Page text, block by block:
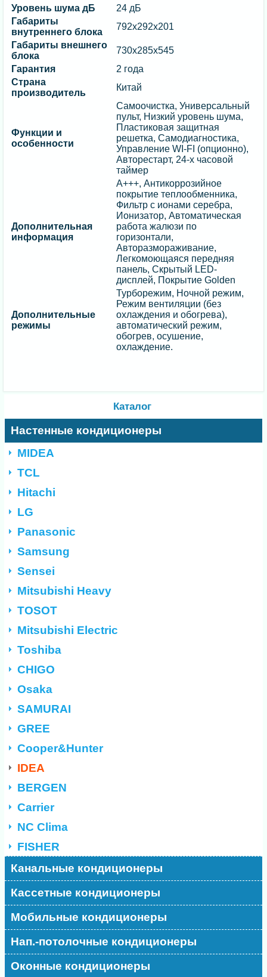
Уровень шума дБ
24 дБ
Габариты
внутреннего блока
792х292х201
Габариты внешнего
блока
730х285х545
Гарантия
2 года
Страна
производитель
Китай
Функции и
особенности
Самоочистка, Универсальный
пульт, Низкий уровень шума,
Пластиковая защитная
решетка, Самодиагностика,
Управление WI-FI (опционно),
Авторестарт, 24-х часовой
таймер
Дополнительная
информация
А+++, Антикоррозийное
покрытие теплообменника,
Фильтр с ионами серебра,
Ионизатор, Автоматическая
работа жалюзи по
горизонтали,
Авторазмораживание,
Легкомоющаяся передняя
панель, Скрытый LED-
дисплей, Покрытие Golden
Дополнительные
режимы
Турборежим, Ночной режим,
Режим вентиляции (без
охлаждения и обогрева),
автоматический режим,
обогрев, осушение,
охлаждение.
Каталог
Настенные кондиционеры
MIDEA
TCL
Hitachi
LG
Panasonic
Samsung
Sensei
Mitsubishi Heavy
TOSOT
Mitsubishi Electric
Toshiba
CHIGO
Osaka
SAMURAI
GREE
Cooper&Hunter
IDEA
BERGEN
Carrier
NC Clima
FISHER
Канальные кондиционеры
Кассетные кондиционеры
Мобильные кондиционеры
Нап.-потолочные кондиционеры
Оконные кондиционеры